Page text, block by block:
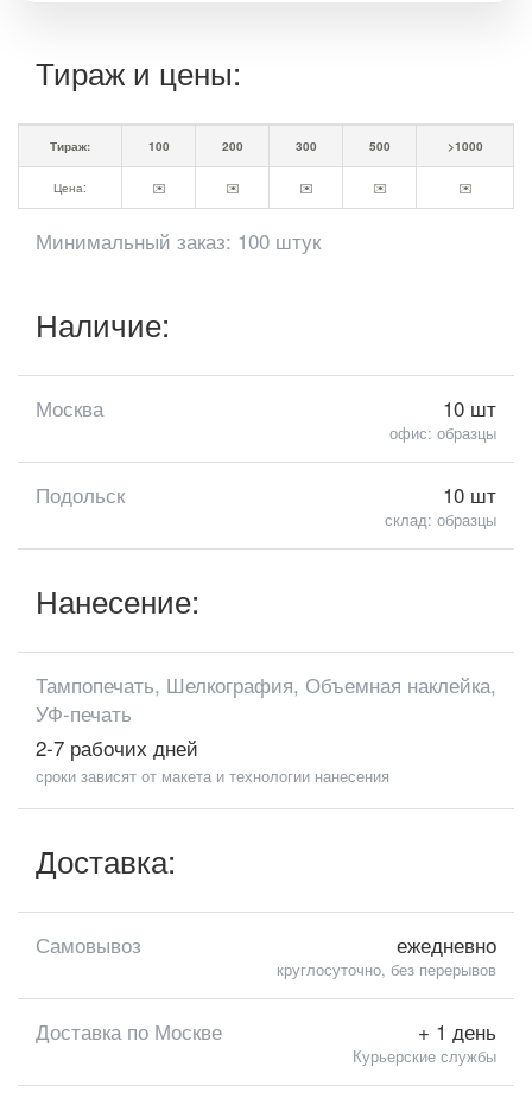
Тираж и цены:
Тираж: 100 200 300 500 >1000
Цена: ✉️ ✉️ ✉️ ✉️ ✉️
Минимальный заказ: 100 штук
Наличие:
Москва 10 шт
офис: образцы
Подольск 10 шт
склад: образцы
Нанесение:
Тампопечать, Шелкография, Объемная наклейка,
УФ-печать
2-7 рабочих дней
сроки зависят от макета и технологии нанесения
Доставка:
Самовывоз ежедневно
круглосуточно, без перерывов
Доставка по Москве + 1 день
Курьерские службы